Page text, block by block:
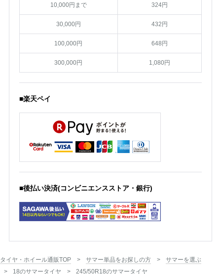
10,000円まで 324円
30,000円 432円
100,000円 648円
300,000円 1,080円
■楽天ペイ
■後払い決済(コンビニエンスストア・銀行)
タイヤ・ホイール通販TOP サマー単品をお探しの方
サマーを選ぶ
18のサマータイヤ
245/50R18のサマータイヤ